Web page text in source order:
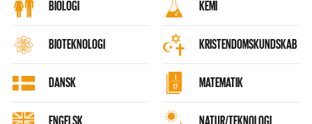
BIOLOGI
BIOTEKNOLOGI
DANSK
ENGELSK
KEMI
KRISTENDOMSKUNDSKAB
MATEMATIK
NATUR/TEKNOLOGI